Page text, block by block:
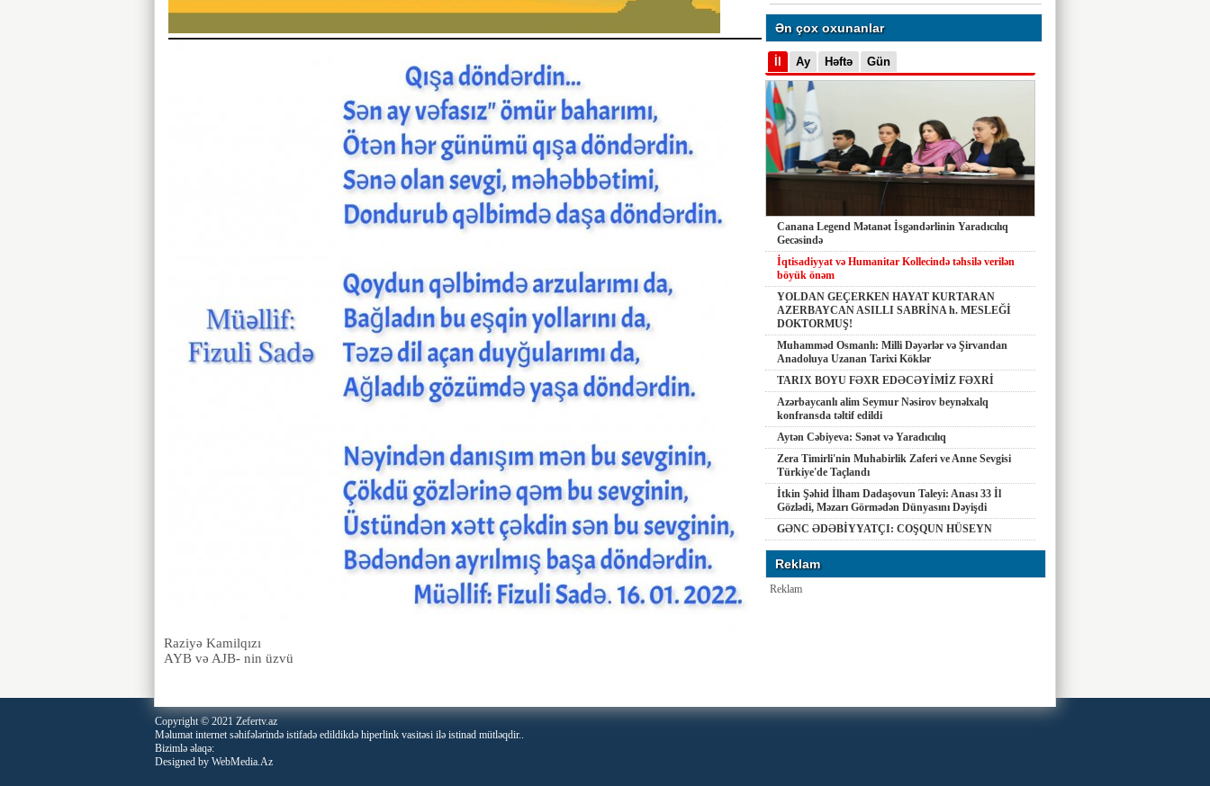
Ən çox oxunanlar
Ay Həftə Gün
Canana Legend Mətanət İsgəndərlinin Yaradıcılıq
Gecəsində
İqtisadiyyat və Humanitar Kollecində təhsilə verilən
böyük önəm
YOLDAN GEÇERKEN HAYAT KURTARAN
AZERBAYCAN ASILLI SABRİNA h. MESLEĞİ
DOKTORMUŞ!
Muhamməd Osmanlı: Milli Dəyərlər və Şirvandan
Anadoluya Uzanan Tarixi Köklər
TARIX BOYU FƏXR EDƏCƏYİMİZ FƏXRİ
Azərbaycanlı alim Seymur Nəsirov beynəlxalq
konfransda təltif edildi
Aytən Cəbiyeva: Sənət və Yaradıcılıq
Zera Timirli'nin Muhabirlik Zaferi ve Anne Sevgisi
Türkiye'de Taçlandı
İtkin Şəhid İlham Dadaşovun Taleyi: Anası 33 İl
Gözlədi, Məzarı Görmədən Dünyasını Dəyişdi
GƏNC ƏDƏBİYYATÇI: COŞQUN HÜSEYN
Reklam
Reklam
Raziyə Kamilqızı
AYB və AJB- nin üzvü
Copyright © 2021 Zefertv.az
Məlumat internet səhifələrində istifadə edildikdə hiperlink vasitəsi ilə istinad mütləqdir..
Bizimlə əlaqə:
Designed by WebMedia.Az